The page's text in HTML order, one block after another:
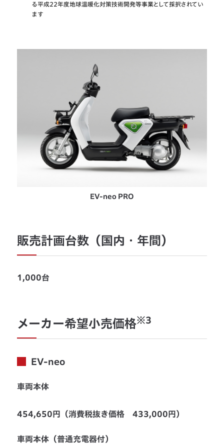
る平成22年度地球温暖化対策技術開発等事業として採択されてい
ます
EV-neo PRO
販売計画台数（国内・年間）
1,000台
メーカー希望小売価格※3
EV-neo
車両本体
454,650円（消費税抜き価格 433,000円）
車両本体（普通充電器付）